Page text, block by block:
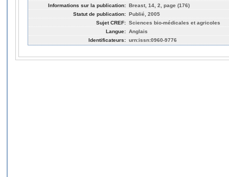
Informations sur la publication: Breast, 14, 2, page (176)
Statut de publication: Publié, 2005
Sujet CREF: Sciences bio-médicales et agricoles
Langue: Anglais
Identificateurs: urn:issn:0960-9776